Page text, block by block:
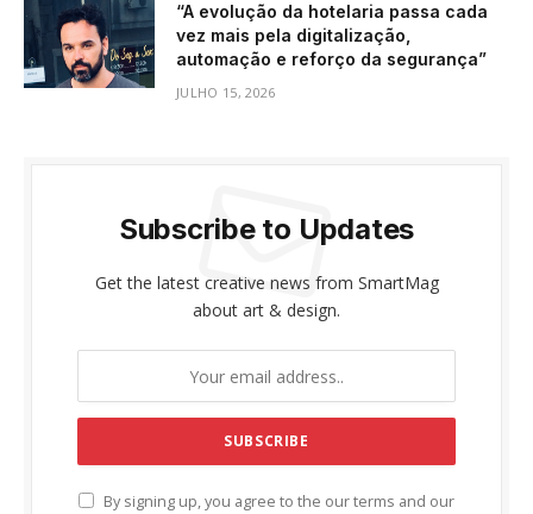
“A evolução da hotelaria passa cada
vez mais pela digitalização,
automação e reforço da segurança”
JULHO 15, 2026
Subscribe to Updates
Get the latest creative news from SmartMag
about art & design.
By signing up, you agree to the our terms and our